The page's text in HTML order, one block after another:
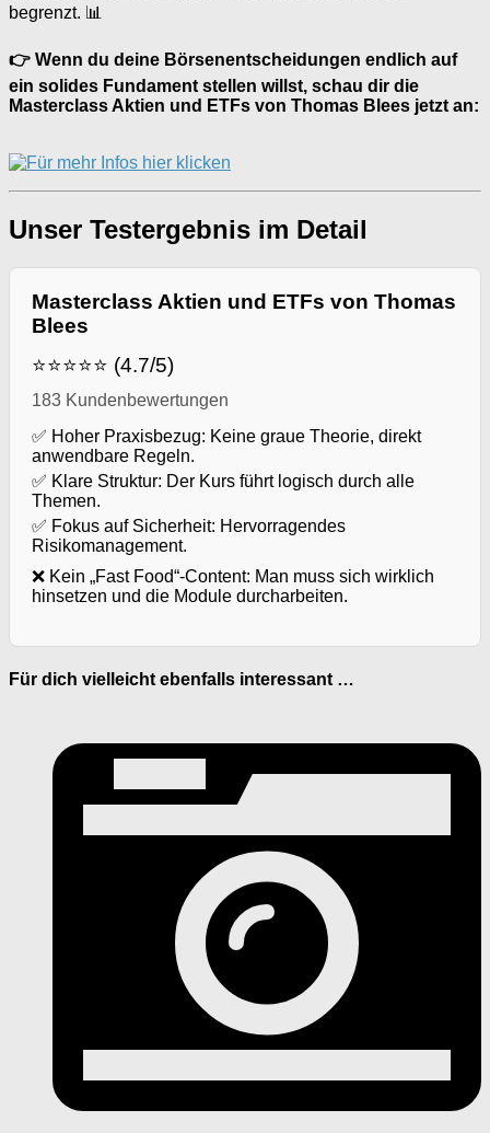
begrenzt. 📊
👉 Wenn du deine Börsenentscheidungen endlich auf
ein solides Fundament stellen willst, schau dir die
Masterclass Aktien und ETFs von Thomas Blees jetzt an:
Unser Testergebnis im Detail
Masterclass Aktien und ETFs von Thomas
Blees
⭐⭐⭐⭐⭐ (4.7/5)
183 Kundenbewertungen
✅ Hoher Praxisbezug: Keine graue Theorie, direkt
anwendbare Regeln.
✅ Klare Struktur: Der Kurs führt logisch durch alle
Themen.
✅ Fokus auf Sicherheit: Hervorragendes
Risikomanagement.
❌ Kein „Fast Food“-Content: Man muss sich wirklich
hinsetzen und die Module durcharbeiten.
Für dich vielleicht ebenfalls interessant …